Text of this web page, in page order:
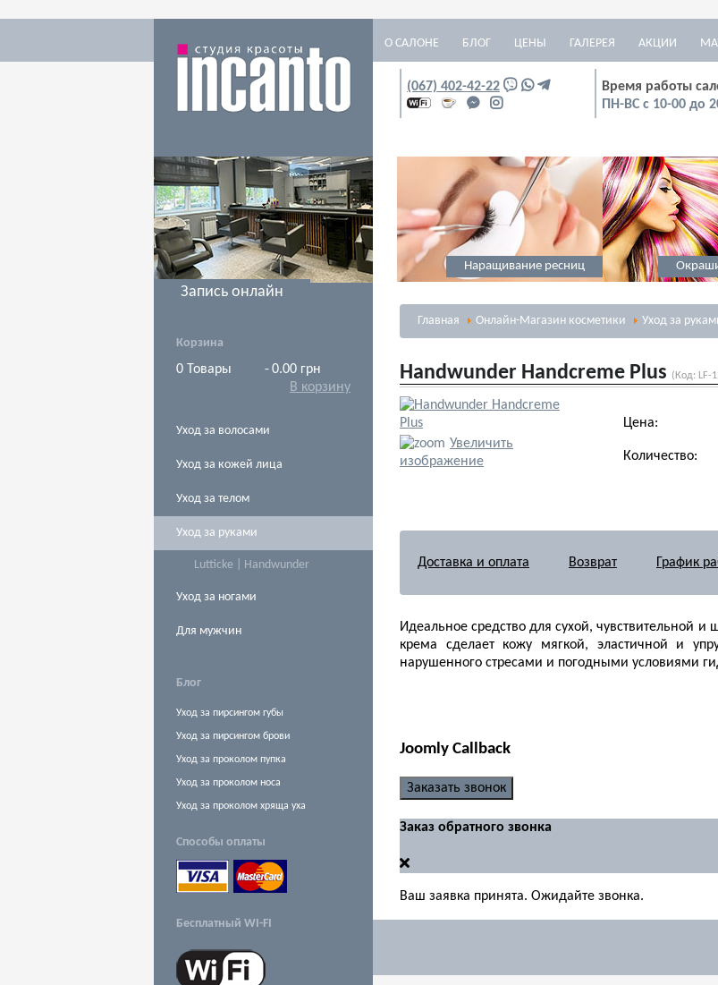
О САЛОНЕ БЛОГ ЦЕНЫ ГАЛЕРЕЯ АКЦИИ
Запись онлайн
Корзина
0 Товары -0.00 грн
В корзину
Уход за волосами
Уход за кожей лица
Уход за телом
Уход за руками
Lutticke | Handwunder
Уход за ногами
Для мужчин
Блог
Уход за пирсингом губы
Уход за пирсингом брови
Уход за проколом пупка
Уход за проколом носа
Уход за проколом хряща уха
Способы оплаты
Бесплатный WI-FI
(067) 402-42-22
Время работы
ПН-ВС с 10-00 до
Наращивание ресниц
Массаж
Главная Онлайн-Магазин косметики Уход за
Handwunder Handcreme Plus (Код: LF-
Увеличить
изображение
Цена:
Количество:
Доставка и оплата Возврат График
Идеальное средство для сухой, чувствительной
крема сделает кожу мягкой, эластичной и
нарушенного стресами и погодными условиями
Joomly Callback
Заказать звонок
Заказ обратного звонка
Ваш заявка принята. Ожидайте звонка.
Заказ обратного звонка